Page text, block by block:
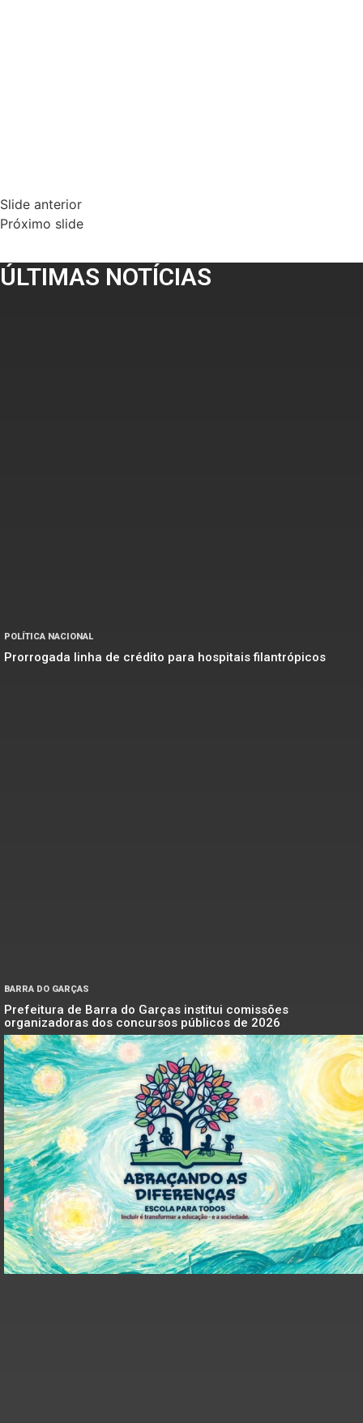
Slide anterior
Próximo slide
ÚLTIMAS NOTÍCIAS
POLÍTICA NACIONAL
Prorrogada linha de crédito para hospitais filantrópicos
BARRA DO GARÇAS
Prefeitura de Barra do Garças institui comissões
organizadoras dos concursos públicos de 2026